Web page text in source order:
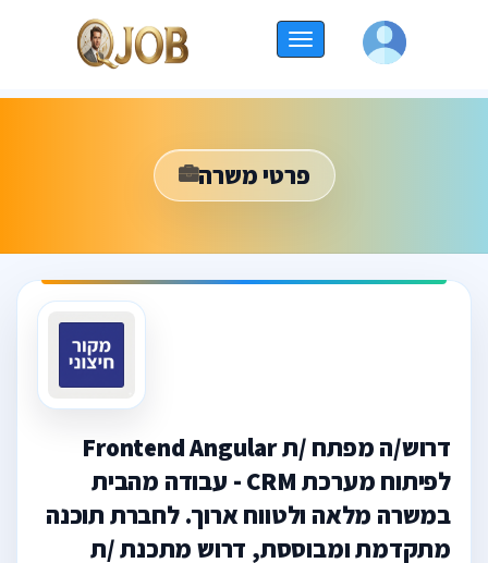
החלף
ניווט
פרטי משרה
דרוש/ה מפתח /ת Frontend Angular
לפיתוח מערכת CRM - עבודה מהבית
במשרה מלאה ולטווח ארוך. לחברת תוכנה
מתקדמת ומבוססת, דרוש מתכנת /ת